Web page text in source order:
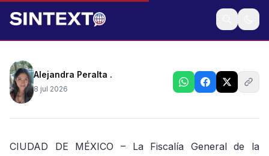
Aseguran que una investigación exhaustiva no ha
arrojado ningún indicio
Alejandra Peralta .
8 jul 2026
CIUDAD DE MÉXICO – La Fiscalía General de la